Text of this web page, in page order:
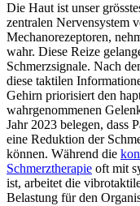
Die Haut ist unser
zentralen Nervensystem
Mechanorezeptoren,
wahr. Diese Reize
Schmerzsignale. Nach
diese taktilen
Gehirn priorisiert den
wahrgenommenen
Jahr 2023 belegen, dass
eine Reduktion der
können. Während die
Schmerztherapie oft mit
ist, arbeitet die
Belastung für den